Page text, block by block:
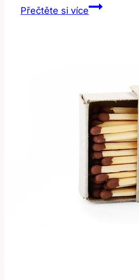
Přečtěte si víceBaby
znamená
v
angličtině?